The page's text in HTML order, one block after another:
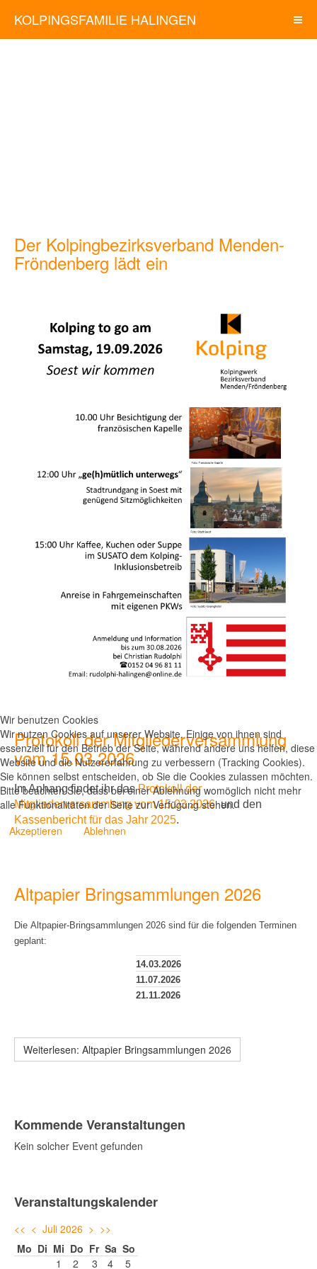
KOLPINGSFAMILIE HALINGEN
Der Kolpingbezirksverband Menden-
Fröndenberg lädt ein
Protokoll der Mitgliederversammlung
vom 15.03.2026
Im Anhang findet ihrdasProtokoll der
Mitgliederversammlung vom 15.03.2026und den
Kassenbericht für das Jahr 2025.
Altpapier Bringsammlungen 2026
Die Altpapier-Bringsammlungen 2026 sind für die folgenden Terminen
geplant:
14.03.2026
11.07.2026
21.11.2026
Weiterlesen: Altpapier Bringsammlungen 2026
Kommende Veranstaltungen
Kein solcher Event gefunden
Veranstaltungskalender
<< < Juli 2026 > >>
Mo Di Mi Do Fr Sa So
1
2 3 4 5
Wir benutzen Cookies
Wir nutzen Cookies auf unserer Website. Einige von ihnen sind
essenziell für den Betrieb der Seite, während andere uns helfen, diese
Website und die Nutzererfahrung zu verbessern (Tracking Cookies).
Sie können selbst entscheiden, ob Sie die Cookies zulassen möchten.
Bitte beachten Sie, dass bei einer Ablehnung womöglich nicht mehr
alle Funktionalitäten der Seite zur Verfügung stehen.
Akzeptieren
Ablehnen